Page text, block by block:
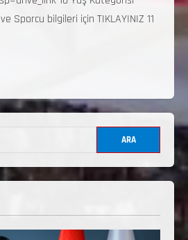
Sporcu bilgileri için TIKLAYINIZ 11
GÜREŞ ANTRENÖRLÜĞÜ
Güreş Antrenör Uygulama
29, 2026